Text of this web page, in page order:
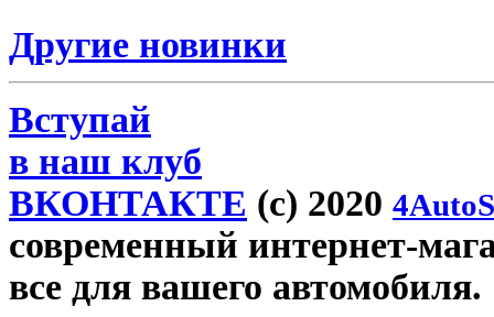
Другие новинки
Вступай
в наш клуб
ВКОНТАКТЕ (c) 2020
современный интернет-
все для вашего автомобиля.